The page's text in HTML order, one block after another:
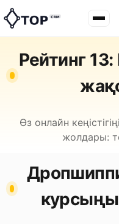
Рейтинг
Өз онлайн
жолдары: